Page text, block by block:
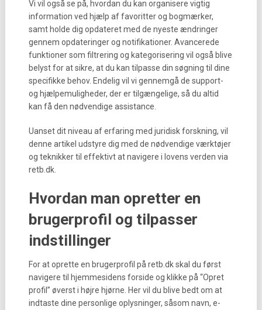
Vi vil også se på, hvordan du kan organisere vigtig
information ved hjælp af favoritter og bogmærker,
samt holde dig opdateret med de nyeste ændringer
gennem opdateringer og notifikationer. Avancerede
funktioner som filtrering og kategorisering vil også blive
belyst for at sikre, at du kan tilpasse din søgning til dine
specifikke behov. Endelig vil vi gennemgå de support-
og hjælpemuligheder, der er tilgængelige, så du altid
kan få den nødvendige assistance.
Uanset dit niveau af erfaring med juridisk forskning, vil
denne artikel udstyre dig med de nødvendige værktøjer
og teknikker til effektivt at navigere i lovens verden via
retb.dk.
Hvordan man opretter en
brugerprofil og tilpasser
indstillinger
For at oprette en brugerprofil på retb.dk skal du først
navigere til hjemmesidens forside og klikke på “Opret
profil” øverst i højre hjørne. Her vil du blive bedt om at
indtaste dine personlige oplysninger, såsom navn, e-